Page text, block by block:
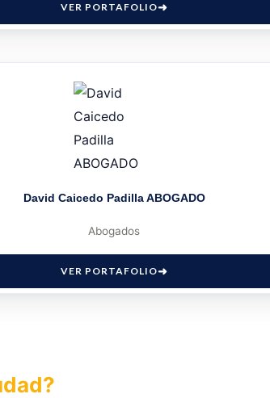
VER PORTAFOLIO
David Caicedo Padilla ABOGADO
Abogados
VER PORTAFOLIO